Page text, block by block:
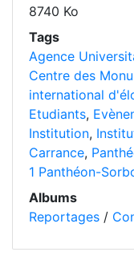
8740 Ko
Tags
Agence
Centre des
international
Etudiants,
Institution,
Carrance,
1 Panthéon-
Albums
Reportages /